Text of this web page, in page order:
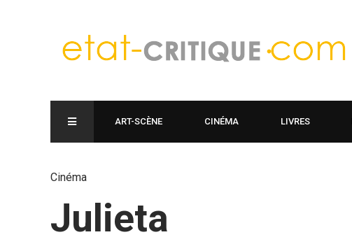
ART-SCÈNE CINÉMA LIVRES
Cinéma
Julieta